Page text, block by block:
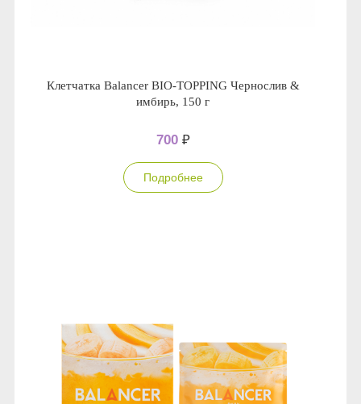
Клетчатка Balancer BIO-TOPPING Чернослив &
имбирь, 150 г
700 ₽
Подробнее